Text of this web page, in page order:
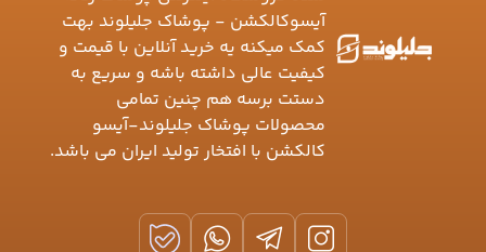
آیسوکالکشن - پوشاک جلیلوند بهت
کمک میکنه یه خرید آنلاین با قیمت و
کیفیت عالی داشته باشه و سریع به
دستت برسه هم چنین تمامی
محصولات پوشاک جلیلوند-آیسو
کالکشن با افتخار تولید ایران می باشد.